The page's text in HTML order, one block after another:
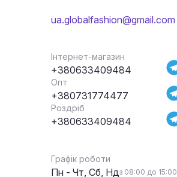
ua.globalfashion@gmail.com
Інтернет-магазин
+380633409484
Опт
+380731774477
Роздріб
+380633409484
Графік роботи
Пн - Чт, Сб, Ндз 08:00 до 15:00